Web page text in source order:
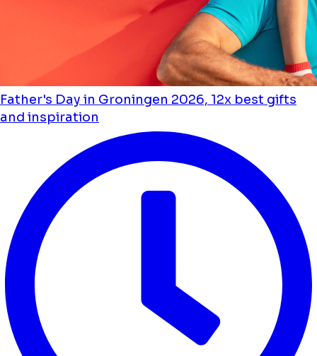
Father's Day in Groningen 2026, 12x best gifts
and inspiration